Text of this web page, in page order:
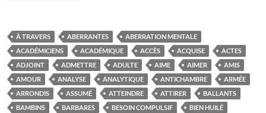
À TRAVERS ABERRANTES
ABERRATION MENTALE
ACADÉMICIENS
ACADÉMIQUE ACCÈS ACQUISE
ACTES
ADJOINT
ADMETTRE ADULTE AIME AIMER
AMIS
AMOUR
ANALYSE ANALYTIQUE ANTICHAMBRE
ARMÉE
ARRONDIS
ASSUMÉ ATTEINDRE ATTIRER
BALLANTS
BAMBINS
BARBARES BESOIN COMPULSIF
BIEN HUILÉ